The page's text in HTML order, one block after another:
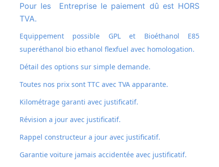
Pour les Entreprise le paiement dû est HORS
TVA.
Equippement possible GPL et Bioéthanol E85
superéthanol bio ethanol flexfuel avec homologation.
Détail des options sur simple demande.
Toutes nos prix sont TTC avec TVA apparante.
Kilométrage garanti avec justificatif.
Révision a jour avec justificatif.
Rappel constructeur a jour avec justificatif.
Garantie voiture jamais accidentée avec justificatif.